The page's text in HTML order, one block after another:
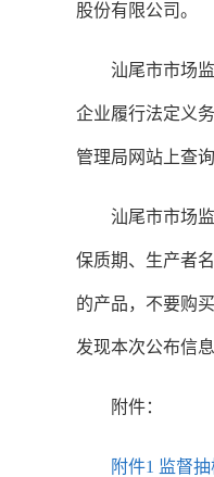
股份有限公司。
汕尾市市场
企业履行法定义
管理局网站上查询
汕尾市市场
保质期、生产者
的产品，不要购
发现本次公布信
附件：
附件1 监督